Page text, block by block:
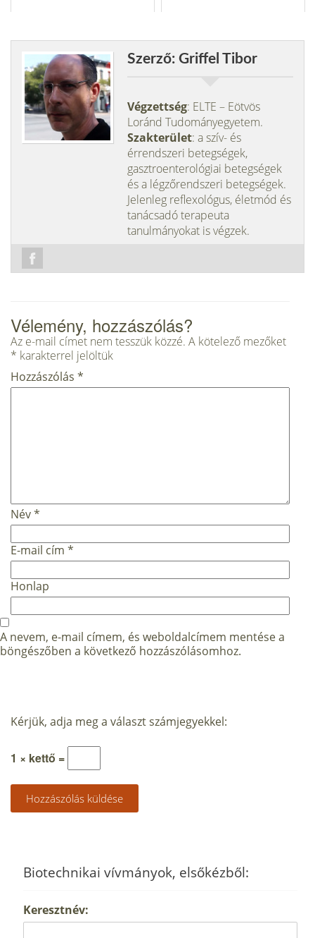
Szerző: Griffel Tibor
Végzettség: ELTE – Eötvös
Loránd Tudományegyetem.
Szakterület: a szív- és
érrendszeri betegségek,
gasztroenterológiai betegségek
és a légzőrendszeri betegségek.
Jelenleg reflexológus, életmód és
tanácsadó terapeuta
tanulmányokat is végzek.
Vélemény, hozzászólás?
Az e-mail címet nem tesszük közzé. A kötelező mezőket
* karakterrel jelöltük
Hozzászólás *
Név*
E-mail cím *
Honlap
A nevem, e-mail címem, és weboldalcímem mentése a
böngészőben a következő hozzászólásomhoz.
Kérjük, adja meg a választ számjegyekkel:
1 × kettő =
Biotechnikai vívmányok, elsőkézből:
Keresztnév: